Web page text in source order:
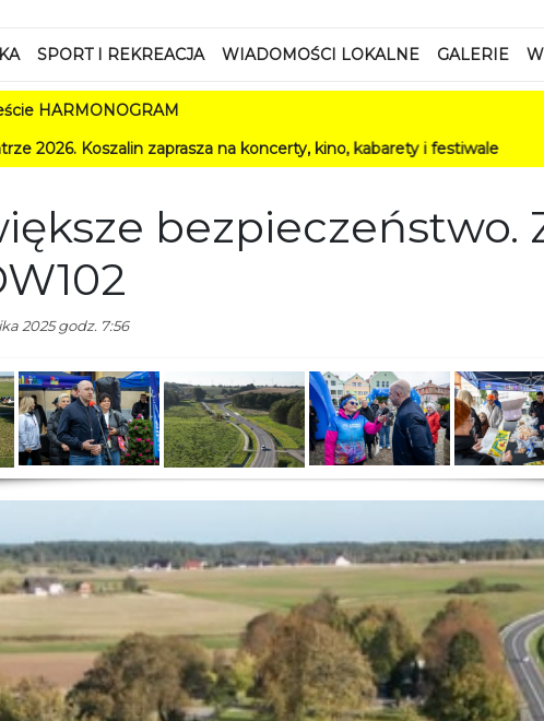
SPORT I REKREACJA WIADOMOŚCI LOKALNE GALERIE
zaprasza na koncerty, kino, kabarety i festiwale
bezpieczeństwo.
2025 godz. 7:56